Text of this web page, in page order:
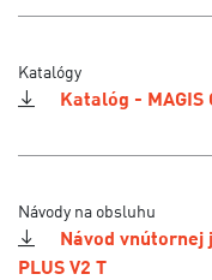
Katalógy
Katalóg - MAGIS
Návody na obsluhu
Návod vnútornej
PLUS V2 T